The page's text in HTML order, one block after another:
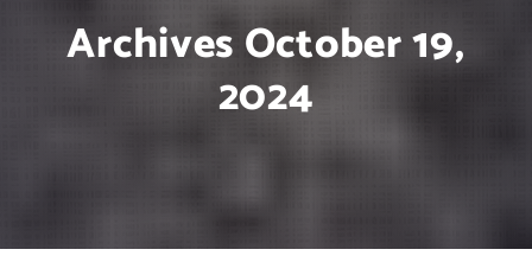
Archives October 19,
2024